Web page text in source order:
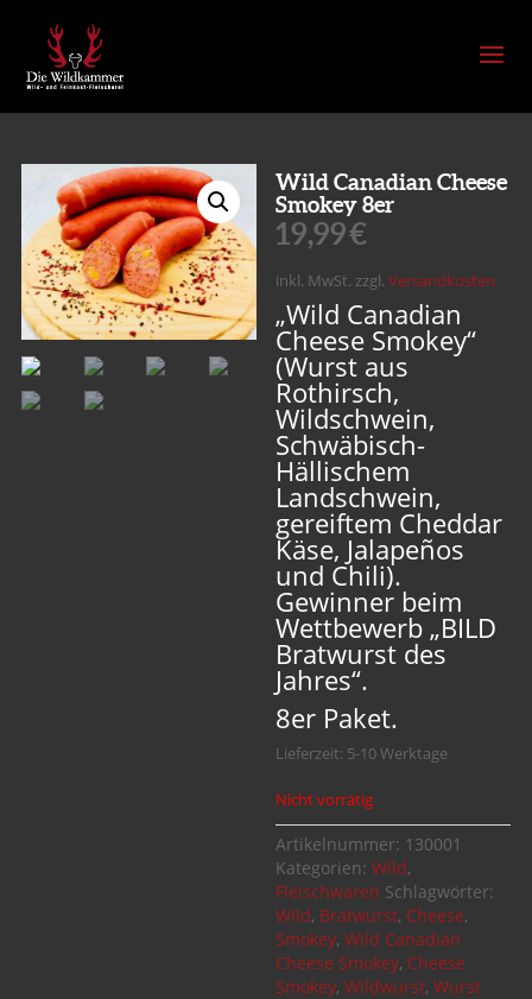
Wild Canadian Cheese
Smokey 8er
19,99€
inkl. MwSt. zzgl.Versandkosten
„Wild Canadian
Cheese Smokey“
(Wurst aus
Rothirsch,
Wildschwein,
Schwäbisch-
Hällischem
Landschwein,
gereiftem Cheddar
Käse, Jalapeños
und Chili).
Gewinner beim
Wettbewerb „BILD
Bratwurst des
Jahres“.
8er Paket.
Lieferzeit: 5-10 Werktage
Nicht vorrätig
Artikelnummer: 130001
Kategorien:Wild,
Fleischwaren Schlagwörter:
Wild, Bratwurst, Cheese,
Smokey,Wild Canadian
Cheese Smokey, Cheese
Smokey,Wildwurst,Wurst